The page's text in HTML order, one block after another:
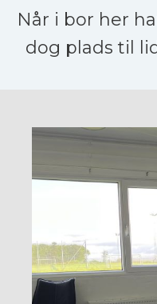
Når i bor her
dog plads til